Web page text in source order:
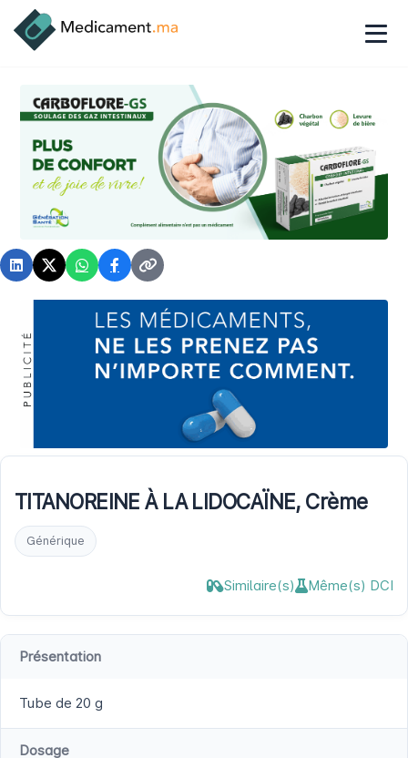
TITANOREINE À LA LIDOCAÏNE, Crème
Générique
Similaire(s) Même(s) DCI
Présentation
Tube de 20 g
Dosage